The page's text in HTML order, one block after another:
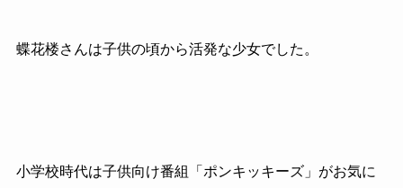
蝶花楼さんは子供の頃から活発な少女でした。
小学校時代は子供向け番組「ポンキッキーズ」がお気に